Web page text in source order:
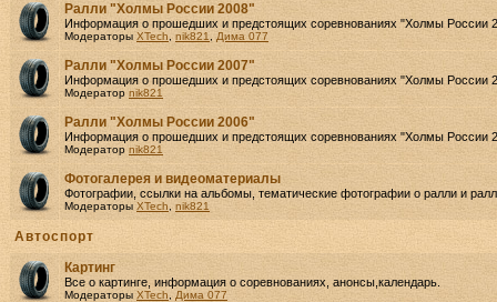
Ралли "Холмы России 2008"
Информация о прошедших и предстоящих соревнованиях "Холмы России
Модераторы XTech nik821 Дима 077
Ралли "Холмы России 2007"
Информация о прошедших и предстоящих соревнованиях "Холмы России
Модератор nik821
Ралли "Холмы России 2006"
Информация о прошедших и предстоящих соревнованиях "Холмы России
Модератор nik821
Фотогалерея и видеоматериалы
Фотографии, ссылки на альбомы, тематические фотографии о ралли и
Модераторы XTech nik821
Автоспорт
Картинг
Все о картинге, информация о соревнованиях, анонсы,календарь.
Модераторы XTech Дима 077